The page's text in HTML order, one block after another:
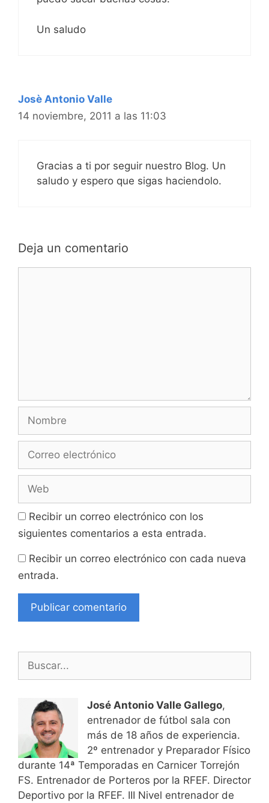
Un saludo
Josè Antonio Valle
14 noviembre, 2011 a las 11:03
Gracias a ti por seguir nuestro Blog. Un
saludo y espero que sigas haciendolo.
Deja un comentario
electrónico
Recibir un correo electrónico con los
siguientes comentarios a esta entrada.
Recibir un correo electrónico con cada nueva
entrada.
José Antonio Valle Gallego,
entrenador de fútbol sala con
más de 18 años de experiencia.
2º entrenador y Preparador Físico
durante 14ª Temporadas en Carnicer Torrejón
FS. Entrenador de Porteros por la RFEF. Director
Deportivo por la RFEF. III Nivel entrenador de